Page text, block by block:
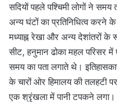
सदियों पहले पश्चिमी लोगों ने
अन्य घंटों का प्रतिनिधित्व करने
मध्याह्न रेखा और अन्य देशांतरों के
सीट, हनुमान ढोका महल परिसर
समय का पता लगाते थे।
के चारों ओर हिमालय की तलहटी
एक श्रृंखला में पानी टपकने लगा।